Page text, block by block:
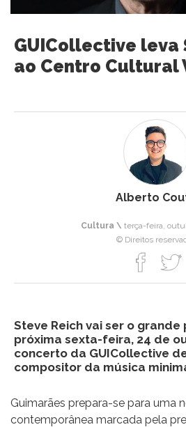
GUICollective leva
ao Centro Cultural
Alberto
Cultura \ terça-feira,
© Direitos
Steve Reich vai ser o
próxima sexta-feira, 24 de
concerto da GUICollective
compositor da música
Guimarães prepara-se para uma
contemporânea marcada pela